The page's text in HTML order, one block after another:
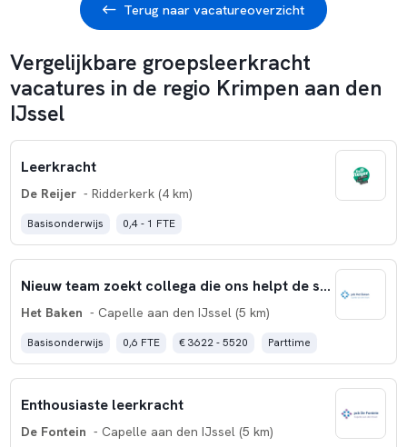
Terug naar vacatureoverzicht
Vergelijkbare groepsleerkracht
vacatures in de regio Krimpen aan den
IJssel
Leerkracht
De Reijer - Ridderkerk (4 km)
Basisonderwijs 0,4 - 1 FTE
Nieuw team zoekt collega die ons helpt de school verder op te bouwen!
Het Baken - Capelle aan den IJssel (5 km)
Basisonderwijs 0,6 FTE € 3622 - 5520 Parttime
Enthousiaste leerkracht
De Fontein - Capelle aan den IJssel (5 km)